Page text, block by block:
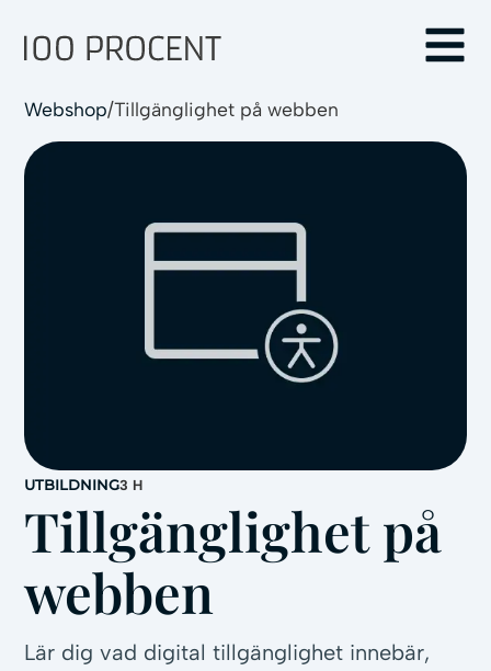
Webshop/Tillgänglighet på webben
UTBILDNING3 H
Tillgänglighet på
webben
Lär dig vad digital tillgänglighet innebär,